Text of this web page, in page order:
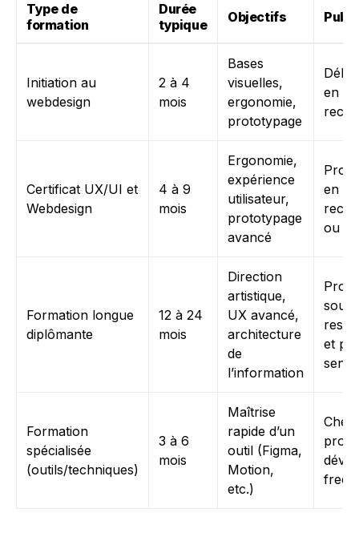
Type de
formation
Durée
typique
Objectifs
Initiation au
webdesign
2 à 4
mois
Bases
visuelles,
ergonomie,
prototypage
en
Certificat UX/UI et
Webdesign
4 à 9
mois
Ergonomie,
expérience
utilisateur,
prototypage
avancé
en
ou
Formation longue
diplômante
12 à 24
mois
Direction
artistique,
UX avancé,
architecture
de
l’information
et
Formation
spécialisée
(outils/techniques)
3 à 6
mois
Maîtrise
rapide d’un
outil (Figma,
Motion,
etc.)